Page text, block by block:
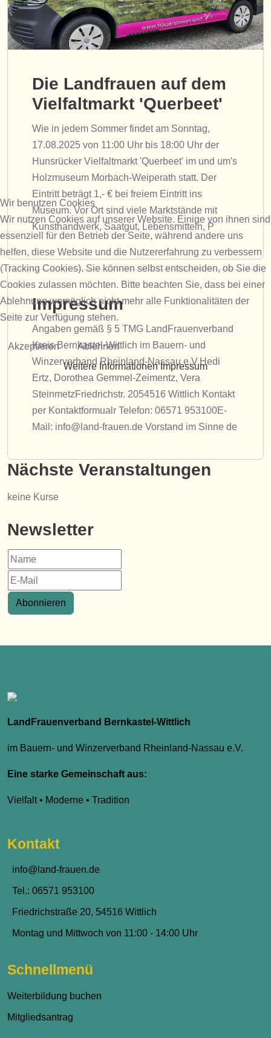
Die Landfrauen auf dem
Vielfaltmarkt 'Querbeet'
Wie in jedem Sommer findet am Sonntag,
17.08.2025 von 11:00 Uhr bis 18:00 Uhr der
Hunsrücker Vielfaltmarkt 'Querbeet' im und um's
Holzmuseum Morbach-Weiperath statt. Der
Eintritt beträgt 1,- € bei freiem Eintritt ins
Museum. Vor Ort sind viele Marktstände mit
Kunsthandwerk, Saatgut, Lebensmitteln, P
Impressum
Angaben gemäß § 5 TMG LandFrauenverband
Kreis Bernkastel-Wittlich im Bauern- und
Winzerverband Rheinland-Nassau e.V.Hedi
Ertz, Dorothea Gemmel-Zeimentz, Vera
SteinmetzFriedrichstr. 2054516 Wittlich Kontakt
per Kontaktformualr Telefon: 06571 953100E-
Mail: info@land-frauen.de Vorstand im Sinne de
Nächste Veranstaltungen
keine Kurse
Newsletter
Abonnieren
LandFrauenverband Bernkastel-Wittlich
im Bauern- und Winzerverband Rheinland-Nassau e.V.
Eine starke Gemeinschaft aus:
Vielfalt • Moderne • Tradition
Kontakt
info@land-frauen.de
Tel.: 06571 953100
Friedrichstraße 20, 54516 Wittlich
Montag und Mittwoch von 11:00 - 14:00 Uhr
Schnellmenü
Weiterbildung buchen
Mitgliedsantrag
Wir benutzen Cookies
Wir nutzen Cookies auf unserer Website. Einige von ihnen sind
essenziell für den Betrieb der Seite, während andere uns
helfen, diese Website und die Nutzererfahrung zu verbessern
(Tracking Cookies). Sie können selbst entscheiden, ob Sie die
Cookies zulassen möchten. Bitte beachten Sie, dass bei einer
Ablehnung womöglich nicht mehr alle Funktionalitäten der
Seite zur Verfügung stehen.
Akzeptieren
Ablehnen
Weitere Informationen Impressum